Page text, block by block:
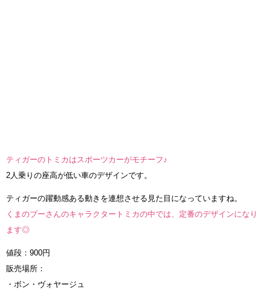
ティガーのトミカはスポーツカーがモチーフ♪
2人乗りの座高が低い車のデザインです。
ティガーの躍動感ある動きを連想させる見た目になっていますね。
くまのプーさんのキャラクタートミカの中では、定番のデザインになり
ます◎
値段：900円
販売場所：
・ボン・ヴォヤージュ